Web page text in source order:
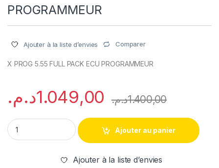
PROGRAMMEUR
Ajouter à la liste d’envies Comparer
X PROG 5.55 FULL PACK ECU PROGRAMMEUR
1.049,00د.م. 1.400,00د.م.
X PROG 5.55 FULL PACK ECU PROGRAMMEUR quantity
Ajouter au panier
Ajouter à la liste d’envies